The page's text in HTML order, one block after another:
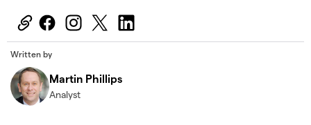
Written by
Martin Phillips
Analyst